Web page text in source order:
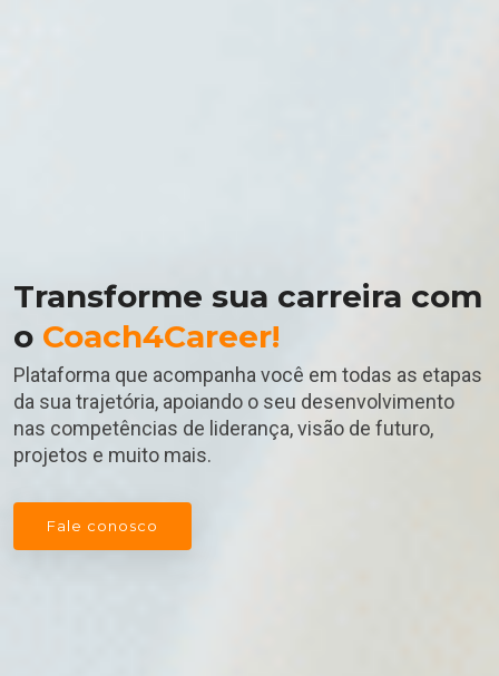
Transforme sua carreira com
o Coach4Career!
Plataforma que acompanha você em todas as etapas
da sua trajetória, apoiando o seu desenvolvimento
nas competências de liderança, visão de futuro,
projetos e muito mais.
Fale conosco